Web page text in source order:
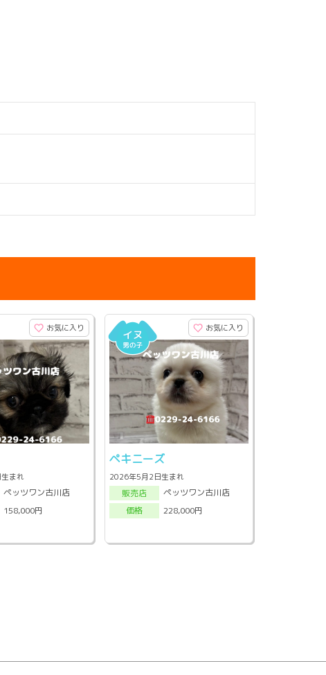
お気に入り
まれ
ペッツワン古川店
158,000円
お気に入り
ペキニーズ
2026年5月2日生まれ
販売店
ペッツワン古川店
価格
228,000円